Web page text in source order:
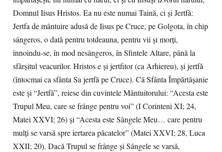
Domnul Iisus Hristos. Ea nu este numai Taină, ci şi Jertfă:
Jertfa de mântuire adusă de Iisus pe Cruce, pe Golgota, în chip
sângeros, o dată pentru totdeauna, pentru vii şi morţi,
înnoindu-se, în mod nesângeros, în Sfintele Altare, până la
sfârşitul veacurilor. Hristos e şi jertfitor (ca Arhiereu), şi jertfă
(întocmai ca sfânta Sa jertfă pe Cruce). Că Sfânta Împărtăşanie
este şi “Jertfă”, reiese din cuvintele Mântuitorului: “Acesta este
Trupul Meu, care se frânge pentru voi” (I Corinteni XI; 24,
Matei XXVI; 26) şi “Acesta este Sângele Meu… care pentru
mulţi se varsă spre iertarea păcatelor” (Matei XXVI; 28, Luca
XXII; 20). Dacă Trupul se frânge şi Sângele se varsă,